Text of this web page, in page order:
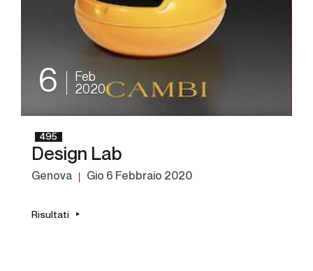
6
Feb
2020
495
Design Lab
Genova gio 6 Febbraio 2020
Risultati